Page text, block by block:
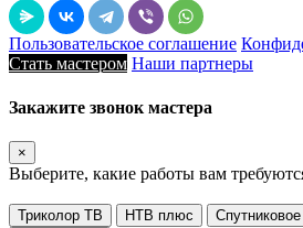
Пользовательское соглашение
Стать мастером Наши партнеры
Закажите звонок мастера
×
Выберите, какие работы вам
Триколор ТВ НТВ плюс